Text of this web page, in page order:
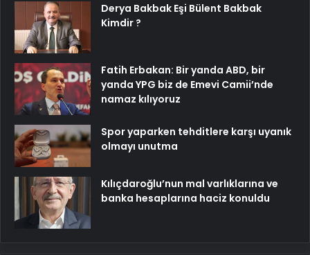
Derya Bakbak Eşi Bülent Bakbak
Kimdir ?
Fatih Erbakan: Bir yanda ABD, bir
yanda YPG biz de Emevi Camii’nde
namaz kılıyoruz
Spor yaparken tehditlere karşı uyanık
olmayı unutma
Kılıçdaroğlu’nun mal varlıklarına ve
banka hesaplarına haciz konuldu